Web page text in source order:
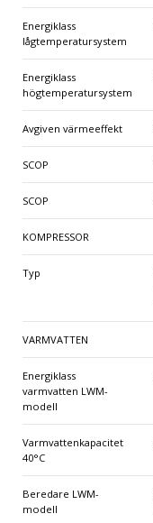
Energiklass
lågtemperatursystem
Energiklass
högtemperatursystem
Avgiven värmeeffekt
SCOP
SCOP
KOMPRESSOR
Typ
VARMVATTEN
Energiklass
varmvatten LWM-
modell
Varmvattenkapacitet
40°C
Beredare LWM-
modell